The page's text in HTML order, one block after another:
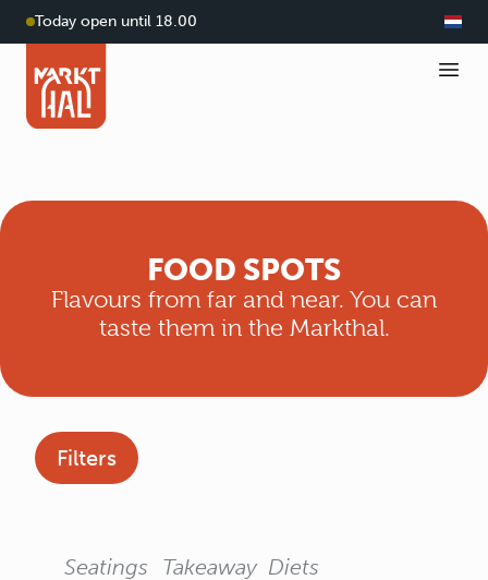
Today open until 18.00
FOOD SPOTS
Flavours from far and near. You can
taste them in the Markthal.
Filters
Seatings Takeaway Diets